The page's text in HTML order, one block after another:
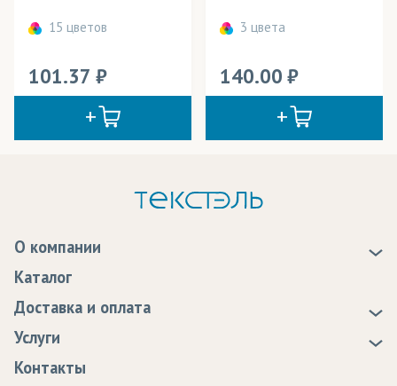
15 цветов
101.37
3 цвета
140.00
О компании
Статьи
Программа лояльности
Сертификаты качества
Каталог
Доставка и оплата
Доставка
Оплата
Услуги
Образцы
Контакты